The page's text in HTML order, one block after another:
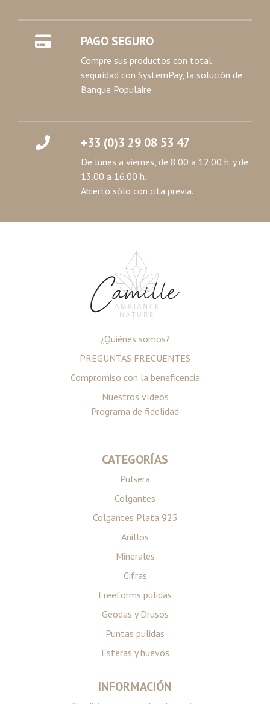
PAGO SEGURO
Compre sus productos con total
seguridad con SystemPay, la solución de
Banque Populaire
+33 (0)3 29 08 53 47
De lunes a viernes, de 8.00 a 12.00 h. y de
13.00 a 16.00 h.
Abierto sólo con cita previa.
¿Quiénes somos?
PREGUNTAS FRECUENTES
Compromiso con la beneficencia
Nuestros vídeos
Programa de fidelidad
CATEGORÍAS
Pulsera
Colgantes
Colgantes Plata 925
Anillos
Minerales
Cifras
Freeforms pulidas
Geodas y Drusos
Puntas pulidas
Esferas y huevos
INFORMACIÓN